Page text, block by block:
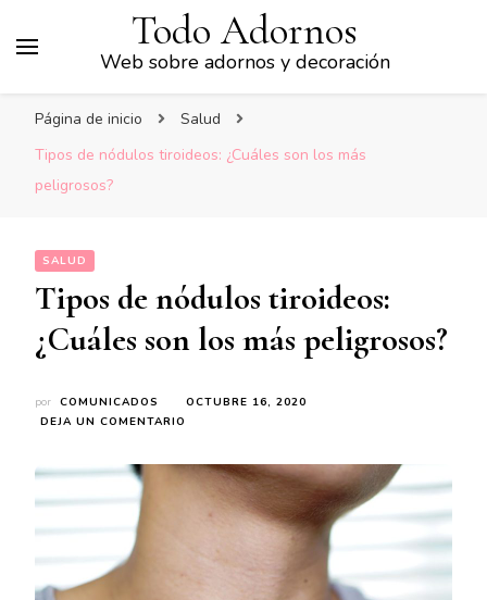
Todo Adornos
Web sobre adornos y decoración
Página de inicio
Salud
Tipos de nódulos tiroideos: ¿Cuáles son los más
peligrosos?
SALUD
Tipos de nódulos tiroideos:
¿Cuáles son los más peligrosos?
por COMUNICADOS
OCTUBRE 16, 2020
DEJA UN COMENTARIO
NÓDULOS
TIROIDEOS:
¿CUÁLES
LOS